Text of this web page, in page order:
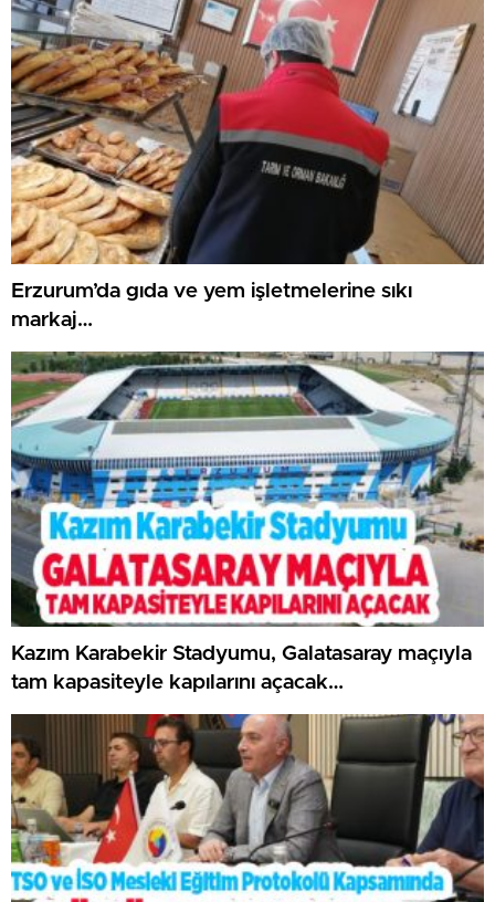
Erzurum’da gıda ve yem işletmelerine sıkı
markaj…
Kazım Karabekir Stadyumu, Galatasaray maçıyla
tam kapasiteyle kapılarını açacak…